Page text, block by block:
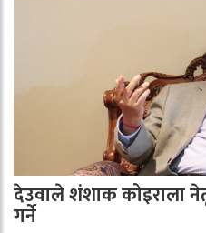
देउवाले शंशाक कोइराला
गर्ने